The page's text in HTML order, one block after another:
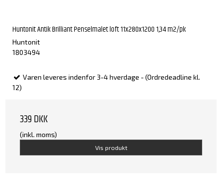
Huntonit Antik Brilliant Penselmalet loft 11x280x1200 1,34 m2/pk
Huntonit
1803494
Varen leveres indenfor 3-4 hverdage - (Ordredeadline kl.
12)
339 DKK
(inkl. moms)
Vis produkt